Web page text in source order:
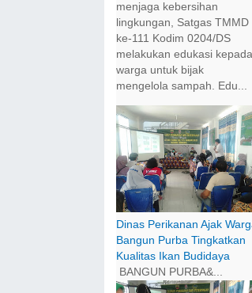
menjaga kebersihan
lingkungan, Satgas TMMD
ke-111 Kodim 0204/DS
melakukan edukasi kepada
warga untuk bijak
mengelola sampah. Edu...
Dinas Perikanan Ajak
Bangun Purba Tingkatkan
Kualitas Ikan Budidaya
BANGUN PURBA&...